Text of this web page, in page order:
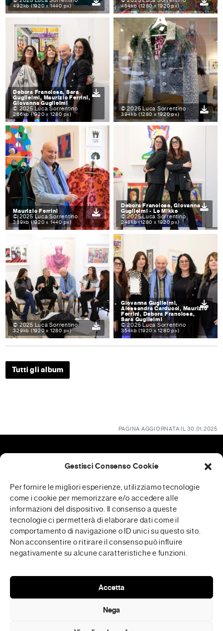
Gestisci Consenso Cookie
Per fornire le migliori esperienze, utilizziamo tecnologie
come i cookie per memorizzare e/o accedere alle
informazioni del dispositivo. Il consenso a queste
tecnologie ci permetterà di elaborare dati come il
comportamento di navigazione o ID unici su questo sito.
Non acconsentire o ritirare il consenso può influire
negativamente su alcune caratteristiche e funzioni.
Accetta
Nega
492kb (1920 x 1440 px) 454kb (1280 x 1920 px)
Debora Franciosa, Sara
Guglielmi, Maurizio Ferrini,
Giovanna Guglielmi
© 2025 Luca Sorrentino
266kb (1920 x 1280 px)
© 2025 Luca Sorrentino
394kb (1280 x 1920 px)
Maurizio Ferrini
© 2025 Luca Sorrentino
389kb (1920 x 1440 px)
Debora Franciosa, Giovanna
Guglielmi - Le Mikke
© 2025 Luca Sorrentino
248kb (1280 x 1920 px)
© 2025 Luca Sorrentino
329kb (1920 x 1280 px)
Giovanna Guglielmi,
Alessandra Carducci, Maurizio
Ferrini, Debora Franciosa,
Sara Guglielmi
© 2025 Luca Sorrentino
354kb (1920 x 1280 px)
Tutti gli album
PAGINA AGGIORNATA IL 30.01.2025
Patrocini
RFP è realizzata in collaborazione con
Media Partner